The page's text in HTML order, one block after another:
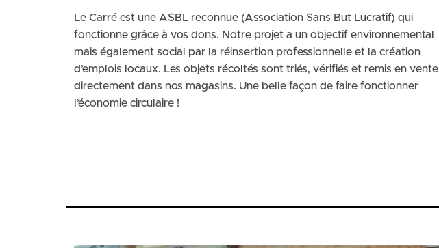
Le Carré est une ASBL reconnue (Association Sans But Lucratif) qui
fonctionne grâce à vos dons. Notre projet a un objectif environnemental
mais également social par la réinsertion professionnelle et la création
d’emplois locaux. Les objets récoltés sont triés, vérifiés et remis en vente
directement dans nos magasins. Une belle façon de faire fonctionner
l’économie circulaire !